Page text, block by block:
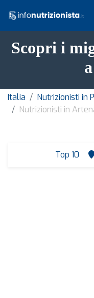
Scopri i
Italia
Nutrizionisti in
Nutrizionisti in
Top 10